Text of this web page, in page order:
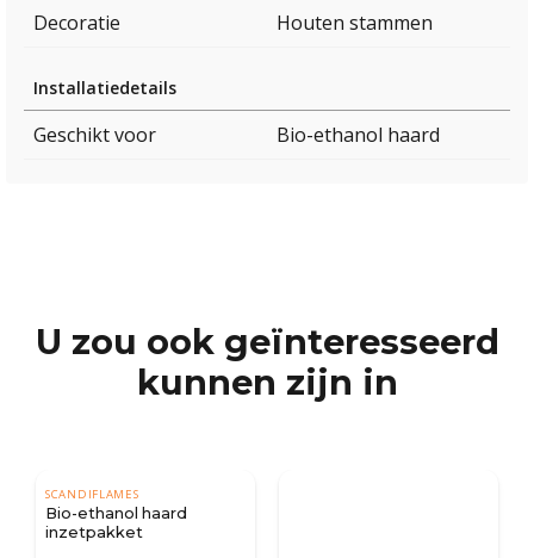
Decoratie
Houten stammen
Installatiedetails
Geschikt voor Bio-ethanol haard
U zou ook geïnteresseerd
kunnen zijn in
SCANDIFLAMES
Bio-ethanol haard
inzetpakket